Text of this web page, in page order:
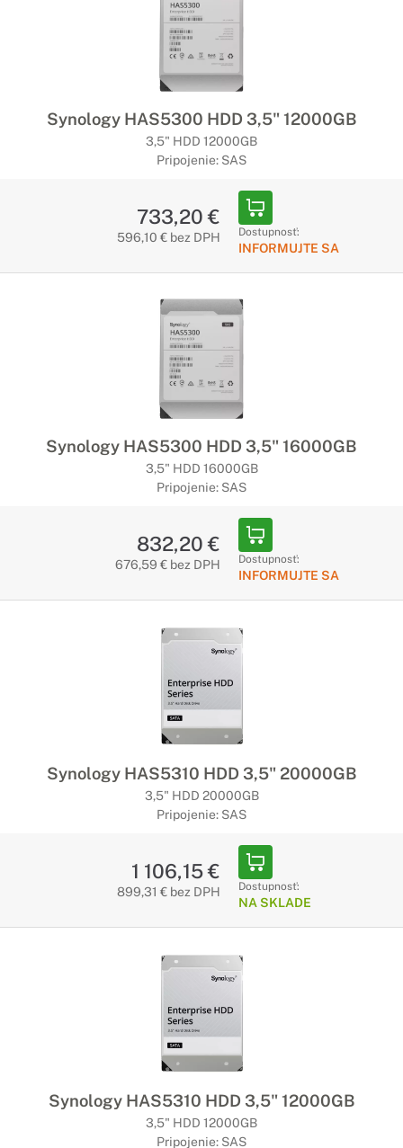
Synology HAS5300 HDD 3,5" 12000GB
3,5" HDD 12000GB
Pripojenie: SAS
733,20 €
596,10 € bez DPH Dostupnosť:
INFORMUJTE SA
Synology HAS5300 HDD 3,5" 16000GB
3,5" HDD 16000GB
Pripojenie: SAS
832,20 €
676,59 € bez DPH Dostupnosť:
INFORMUJTE SA
Synology HAS5310 HDD 3,5" 20000GB
3,5" HDD 20000GB
Pripojenie: SAS
1 106,15 €
899,31 € bez DPH Dostupnosť:
NA SKLADE
Synology HAS5310 HDD 3,5" 12000GB
3,5" HDD 12000GB
Pripojenie: SAS